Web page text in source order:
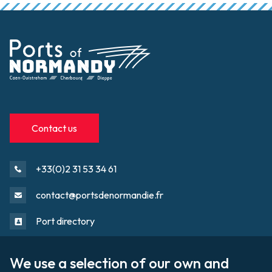
We use a selection of our own and
Contact us
+33(0)2 31 53 34 61
contact@portsdenormandie.fr
Port directory